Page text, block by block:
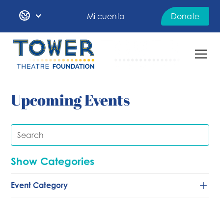
Mi cuenta Donate
Upcoming Events
Show Categories
Event Category